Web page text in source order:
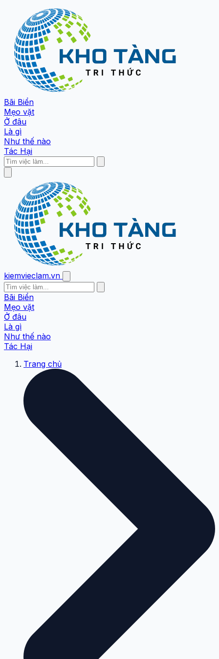
Bãi Biển
Mẹo vặt
Ở đâu
Là gì
Như thế nào
Tác Hại
kiemvieclam.vn
Bãi Biển
Mẹo vặt
Ở đâu
Là gì
Như thế nào
Tác Hại
Trang chủ